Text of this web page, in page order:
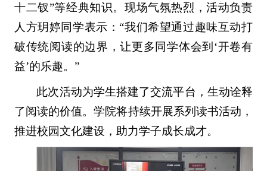
十二钗”等经典知识。现场气氛热烈，活动负责
人方玥婷同学表示：“我们希望通过趣味互动打
破传统阅读的边界，让更多同学体会到‘开卷有
益’的乐趣。”
此次活动为学生搭建了交流平台，生动诠释
了阅读的价值。学院将持续开展系列读书活动，
推进校园文化建设，助力学子成长成才。